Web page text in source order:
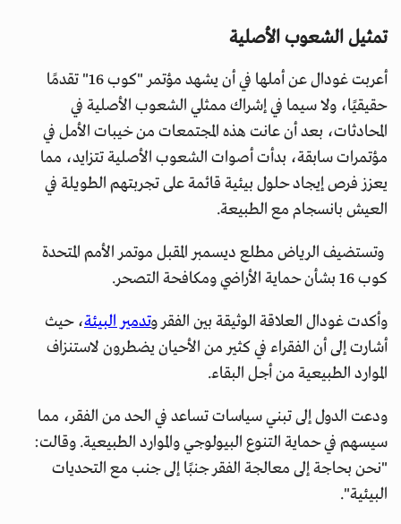
تمثيل الشعوب الأصلية
أعربت غودال عن أملها في أن يشهد مؤتمر "كوب 16" تقدمًا
حقيقيًا، ولا سيما في إشراك ممثلي الشعوب الأصلية في
المحادثات، بعد أن عانت هذه المجتمعات من خيبات الأمل في
مؤتمرات سابقة، بدأت أصوات الشعوب الأصلية تتزايد، مما
يعزز فرص إيجاد حلول بيئية قائمة على تجربتهم الطويلة في
العيش بانسجام مع الطبيعة.
وتستضيف الرياض مطلع ديسمبر المقبل موتمر الأمم المتحدة
كوب 16 بشأن حماية الأراضي ومكافحة التصحر.
وأكدت غودال العلاقة الوثيقة بين الفقر وتدمير البيئة، حيث
أشارت إلى أن الفقراء في كثير من الأحيان يضطرون لاستنزاف
الموارد الطبيعية من أجل البقاء.
ودعت الدول إلى تبني سياسات تساعد في الحد من الفقر، مما
سيسهم في حماية التنوع البيولوجي والموارد الطبيعية. وقالت:
"نحن بحاجة إلى معالجة الفقر جنبًا إلى جنب مع التحديات
البيئية".